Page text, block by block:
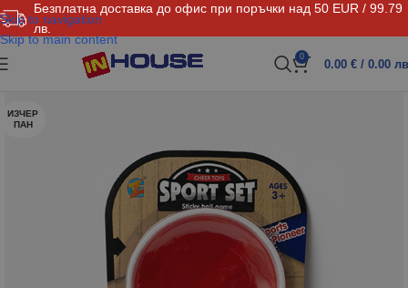
Безплатна доставка до офис при поръчки над 50 EUR / 99.79
лв.
Skip to navigation
Skip to main content
0
0.00 € / 0.00
ИЗЧЕР
ПАН